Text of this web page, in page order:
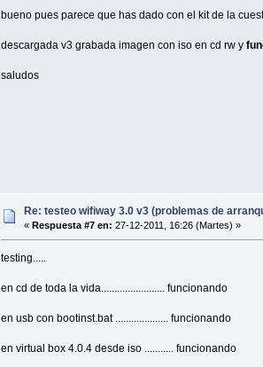
bueno pues parece que has dado con el kit de la
descargada v3 grabada imagen con iso en cd rw y
saludos
Re: testeo wifiway 3.0 v3 (problemas de
« Respuesta #7 en: 27-12-2011, 16:26 (Martes) »
testing.....
en cd de toda la vida........................ funcionando
en usb con bootinst.bat .................... funcionando
en virtual box 4.0.4 desde iso ........... funcionando